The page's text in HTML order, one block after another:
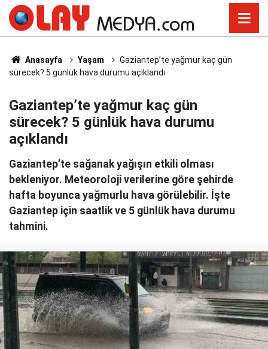
Anasayfa Yaşam
Gaziantep’te yağmur kaç gün
sürecek? 5 günlük hava durumu açıklandı
Gaziantep’te yağmur kaç gün
sürecek? 5 günlük hava durumu
açıklandı
Gaziantep’te sağanak yağışın etkili olması
bekleniyor. Meteoroloji verilerine göre şehirde
hafta boyunca yağmurlu hava görülebilir. İşte
Gaziantep için saatlik ve 5 günlük hava durumu
tahmini.